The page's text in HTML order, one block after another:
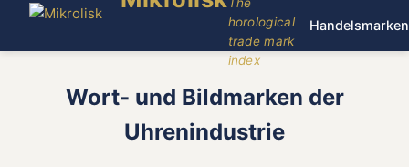
horological
trade mark
index
Handelsmarken
Wort- und Bildmarken der
Uhrenindustrie